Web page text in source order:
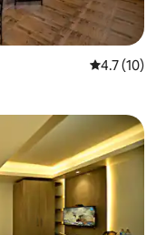
レビュー10
4.7 (10)